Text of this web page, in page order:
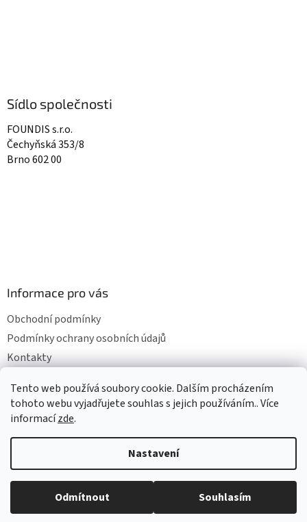
Tento web používá soubory cookie. Dalším procházením
tohoto webu vyjadřujete souhlas s jejich používáním.. Více
informacízde.
Nastavení
Odmítnout Souhlasím
Sídlo společnosti
FOUNDIS s.r.o.
Čechyňská 353/8
Brno 602 00
Informace pro vás
Obchodní podmínky
Podmínky ochrany osobních údajů
Kontakty
Vytvořil Shoptet
Copyright 2026CESKACERPADLA. Všechna práva vyhrazena.
Upravit nastavení cookies